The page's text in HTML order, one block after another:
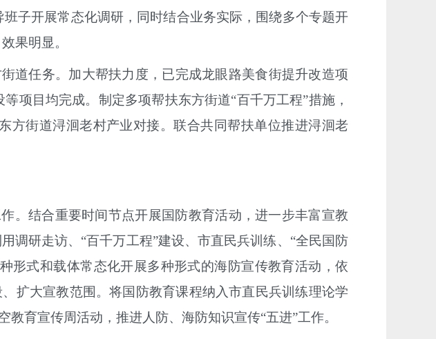
子开展常态化调研，同时结合业务实际，围绕多个专题开
果明显。
道任务。加大帮扶力度，已完成龙眼路美食街提升改造项
项目均完成。制定多项帮扶东方街道“百千万工程”措施，
方街道浔洄老村产业对接。联合共同帮扶单位推进浔洄老
。结合重要时间节点开展国防教育活动，进一步丰富宣教
调研走访、“百千万工程”建设、市直民兵训练、“全民国防
形式和载体常态化开展多种形式的海防宣传教育活动，依
扩大宣教范围。将国防教育课程纳入市直民兵训练理论学
育宣传周活动，推进人防、海防知识宣传“五进”工作。